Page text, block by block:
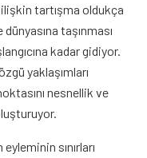
tartışma oldukça
taşınması
kadar gidiyor.
yaklaşımları
nesnellik ve
sınırları